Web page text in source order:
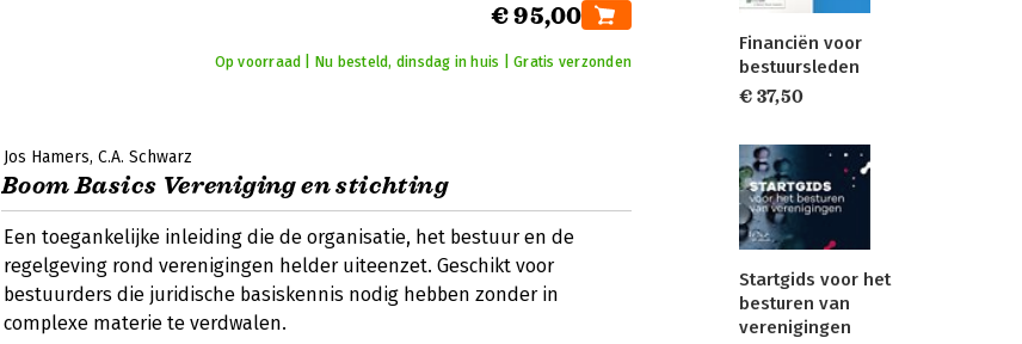
€ 95,00
Op voorraad | Nu besteld, dinsdag in huis | Gratis verzonden
Jos Hamers C.A. Schwarz
Boom Basics Vereniging en stichting
Een toegankelijke inleiding die de organisatie, het bestuur en de
regelgeving rond verenigingen helder uiteenzet. Geschikt voor
bestuurders die juridische basiskennis nodig hebben zonder in
complexe materie te verdwalen.
Financiën voor
bestuursleden
€ 37,50
Startgids voor het
besturen van
verenigingen